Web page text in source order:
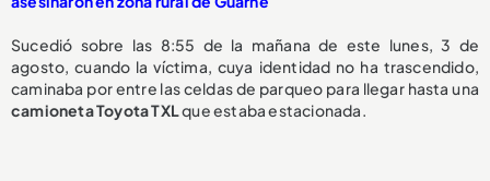
Sucedió sobre las 8:55 de la mañana de este lunes, 3 de
agosto, cuando la víctima, cuya identidad no ha trascendido,
caminaba por entre las celdas de parqueo para llegar hasta una
camioneta Toyota TXLque estaba estacionada.